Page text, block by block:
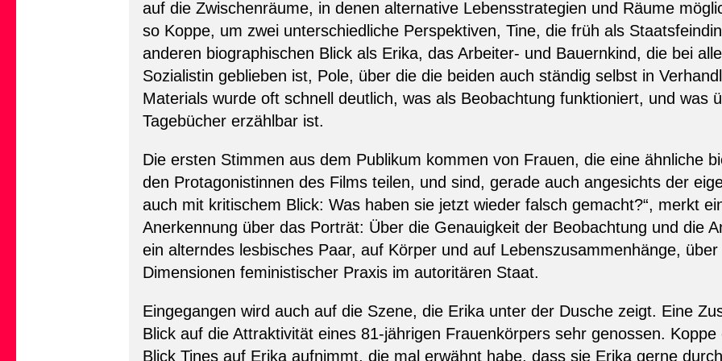
auf die Zwischenräume, in denen alternative Lebensstrategien und Räume
so Koppe, um zwei unterschiedliche Perspektiven, Tine, die früh als
anderen biographischen Blick als Erika, das Arbeiter- und Bauernkind, die bei
Sozialistin geblieben ist, Pole, über die die beiden auch ständig selbst in
Materials wurde oft schnell deutlich, was als Beobachtung funktioniert, und was
Tagebücher erzählbar ist.
Die ersten Stimmen aus dem Publikum kommen von Frauen, die eine ähnliche
den Protagonistinnen des Films teilen, und sind, gerade auch angesichts der
auch mit kritischem Blick: Was haben sie jetzt wieder falsch gemacht?“, merkt
Anerkennung über das Porträt: Über die Genauigkeit der Beobachtung und die
ein alterndes lesbisches Paar, auf Körper und auf Lebenszusammenhänge,
Dimensionen feministischer Praxis im autoritären Staat.
Eingegangen wird auch auf die Szene, die Erika unter der Dusche zeigt. Eine
Blick auf die Attraktivität eines 81-jährigen Frauenkörpers sehr genossen.
Blick Tines auf Erika aufnimmt, die mal erwähnt habe, dass sie Erika gerne